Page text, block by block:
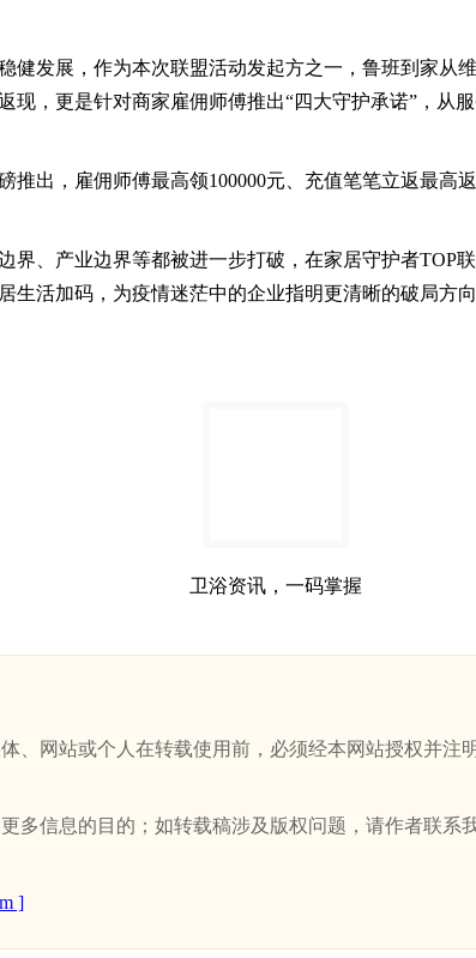
发展，作为本次联盟活动发起方之一，鲁班到家从
，更是针对商家雇佣师傅推出“四大守护承诺”，从
出，雇佣师傅最高领100000元、充值笔笔立返最高
界、产业边界等都被进一步打破，在家居守护者
活加码，为疫情迷茫中的企业指明更清晰的破局方
卫浴资讯，一码掌握
、网站或个人在转载使用前，必须经本网站授权并注
多信息的目的；如转载稿涉及版权问题，请作者联系
]